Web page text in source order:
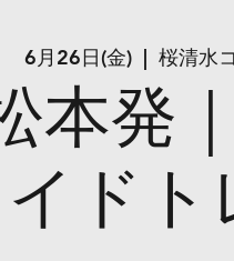
6月26日(金)
  |
桜清水
本発
イドト